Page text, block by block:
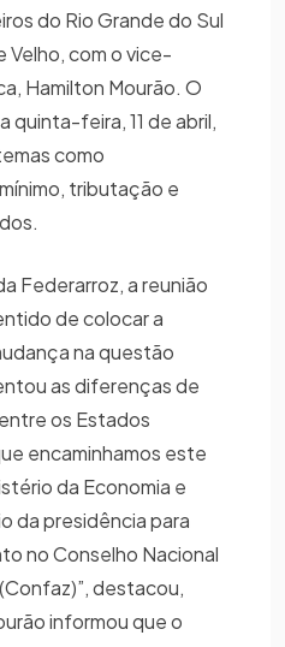
do Rio Grande do Sul
Velho, com o vice-
Hamilton Mourão. O
feira, 11 de abril,
como
tributação e
Federarroz, a reunião
de colocar a
na questão
as diferenças de
os Estados
encaminhamos este
da Economia e
da presidência para
no Conselho Nacional
destacou,
informou que o